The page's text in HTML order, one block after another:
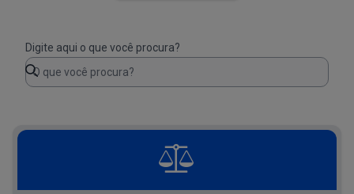
Digite aqui o que você procura?